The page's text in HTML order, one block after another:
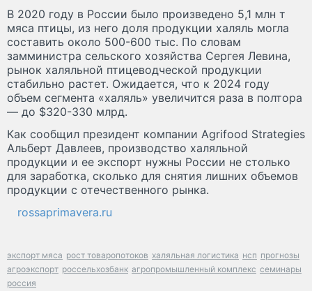
В 2020 году в России было произведено 5,1 млн т
мяса птицы, из него доля продукции халяль могла
составить около 500-600 тыс. По словам
замминистра сельского хозяйства Сергея Левина,
рынок халяльной птицеводческой продукции
стабильно растет. Ожидается, что к 2024 году
объем сегмента «халяль» увеличится раза в полтора
— до $320-330 млрд.
Как сообщил президент компании Agrifood Strategies
Альберт Давлеев, производство халяльной
продукции и ее экспорт нужны России не столько
для заработка, сколько для снятия лишних объемов
продукции с отечественного рынка.
rossaprimavera.ru
экспорт мяса рост товаропотоков халяльная логистика нсп прогнозы
агроэкспорт россельхозбанк агропромышленный комплекс семинары
россия